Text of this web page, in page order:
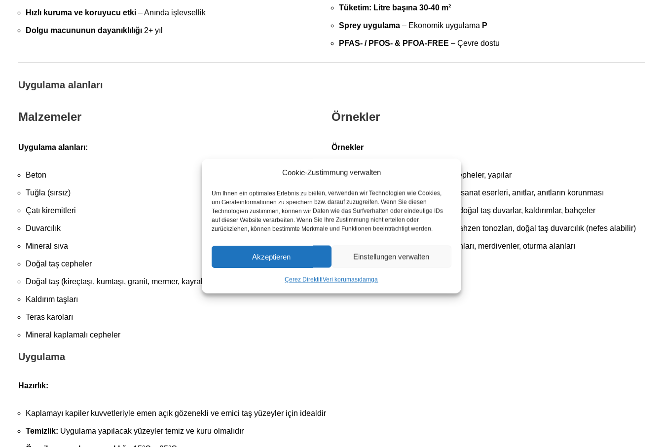
Cookie-Zustimmung verwalten
Um Ihnen ein optimales Erlebnis zu bieten, verwenden wir Technologien wie Cookies,
um Geräteinformationen zu speichern bzw. darauf zuzugreifen. Wenn Sie diesen
Technologien zustimmen, können wir Daten wie das Surfverhalten oder eindeutige IDs
auf dieser Website verarbeiten. Wenn Sie Ihre Zustimmung nicht erteilen oder
zurückziehen, können bestimmte Merkmale und Funktionen beeinträchtigt werden.
Akzeptieren Einstellungen verwalten
Çerez DirektifiVeri korumasıdamga
Hızlı kuruma ve koruyucu etki – Anında işlevsellik
Dolgu macununun dayanıklılığı 2+ yıl
Tüketim: Litre başına 30-40 m²
Sprey uygulama – Ekonomik uygulama P
PFAS- / PFOS- & PFOA-FREE – Çevre dostu
Uygulama alanları
Malzemeler
Uygulama alanları:
Beton
Tuğla (sırsız)
Çatı kiremitleri
Duvarcılık
Mineral sıva
Doğal taş cepheler
Doğal taş (kireçtaşı, kumtaşı, granit, mermer, kayrak, kuvarsit, traverten)
Kaldırım taşları
Teras karoları
Mineral kaplamalı cepheler
Örnekler
Örnekler
Mimari:Modern ve tarihi binalar, cepheler, yapılar
Heykellerve anıtlar:heykeller, taş sanat eserleri, anıtlar, anıtların korunması
Bahçe peyzajı:teraslar, patikalar, doğal taş duvarlar, kaldırımlar, bahçeler
Mahzen restorasyonları:Tarihi mahzen tonozları, doğal taş duvarcılık (nefes alabilir)
Meydanlar, giriş alanları, merdivenler, oturma alanları
Uygulama
Hazırlık:
Kaplamayı kapiler kuvvetleriyle emen açık gözenekli ve emici taş yüzeyler için idealdir
Temizlik: Uygulama yapılacak yüzeyler temiz ve kuru olmalıdır